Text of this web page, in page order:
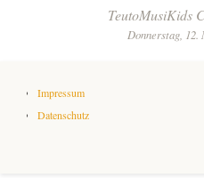
Navigation
TeutoMusiKids
Donnerstag, 12.
Impressum
Datenschutz